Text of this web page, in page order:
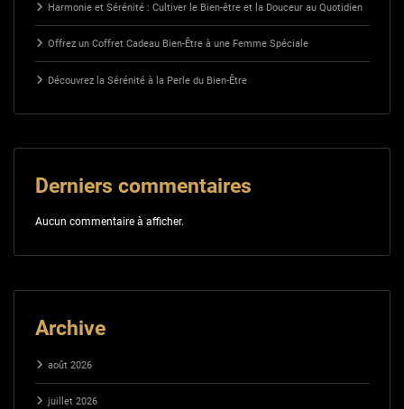
Harmonie et Sérénité : Cultiver le Bien-être et la Douceur au Quotidien
Offrez un Coffret Cadeau Bien-Être à une Femme Spéciale
Découvrez la Sérénité à la Perle du Bien-Être
Derniers commentaires
Aucun commentaire à afficher.
Archive
août 2026
juillet 2026